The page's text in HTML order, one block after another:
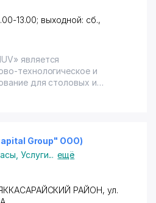
13.00; выходной: сб.,
является
технологическое и
для столовых и
питания из пищевой
вешала и колоды для мяса,
тарелок, ванны моечные,
полки навесные, лари
тележки для
офисные и
посуды, тележки
Group" ООО)
Услуги... ещё
РАЙОН, ул.